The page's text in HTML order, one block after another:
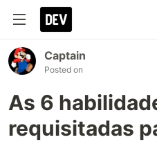
Captain
Posted on
As 6
requisitadas